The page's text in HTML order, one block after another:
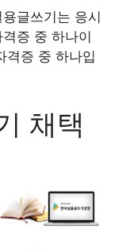
글쓰기는 응시
증 중 하나이
격증 중 하나입
채택